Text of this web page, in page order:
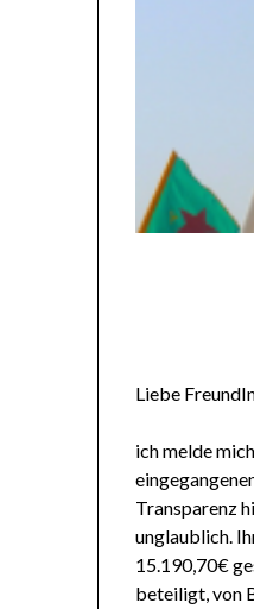
Liebe
ich melde
Transparenz
unglaublich.
15.190,70€
beteiligt, von